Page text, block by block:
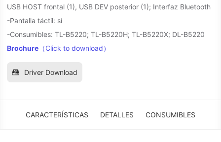
USB HOST frontal (1), USB DEV posterior (1); Interfaz Bluetooth
-Pantalla táctil: sí
-Consumibles: TL-B5220; TL-B5220H; TL-B5220X; DL-B5220
Brochure （Click to download）
Driver Download
CARACTERÍSTICAS DETALLES CONSUMIBLES